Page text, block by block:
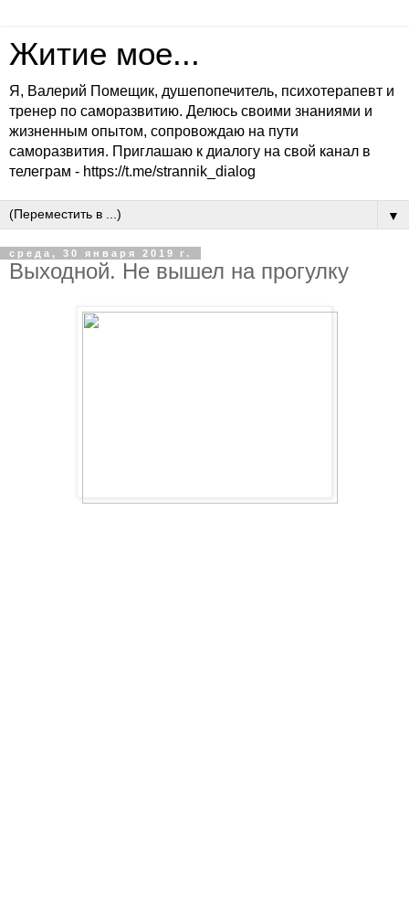
Житие мое...
Я, Валерий Помещик, душепопечитель, психотерапевт и
тренер по саморазвитию. Делюсь своими знаниями и
жизненным опытом, сопровождаю на пути
саморазвития. Приглашаю к диалогу на свой канал в
телеграм - https://t.me/strannik_dialog
▼
среда, 30 января 2019 г.
Выходной. Не вышел на прогулку